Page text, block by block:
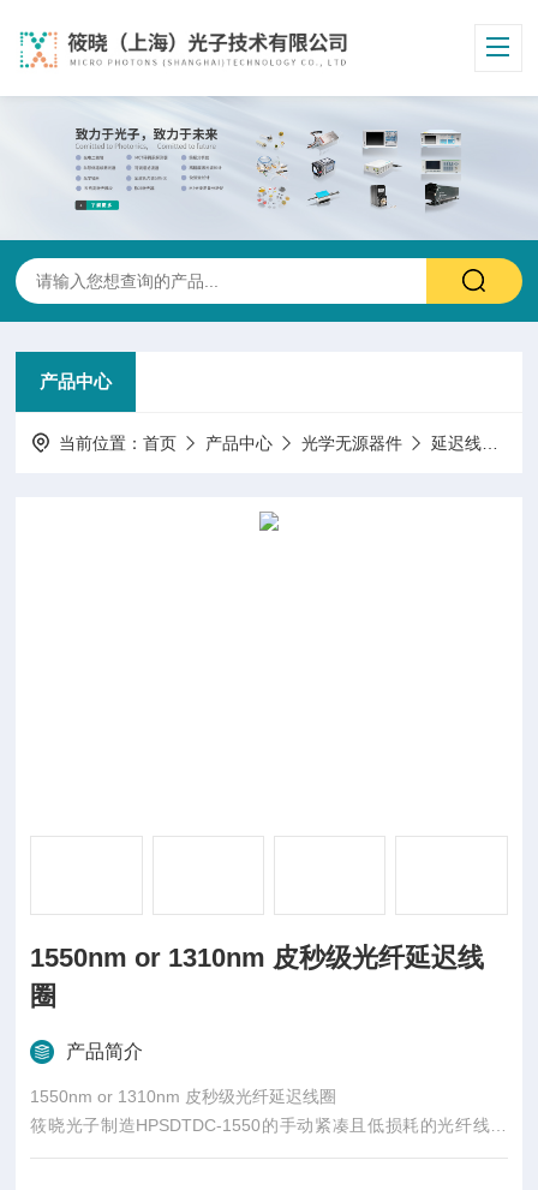
产品中心
当前位置：首页 产品中心 光学无源器件 延迟线
1550nm or 1310nm 皮秒级光纤延迟线
圈
产品简介
1550nm or 1310nm 皮秒级光纤延迟线圈
筱晓光子制造HPSDTDC-1550的手动紧凑且低损耗的光纤线圈
时，需要投入注意力，还需要精度和技巧。我们的的 F-TDC 紧